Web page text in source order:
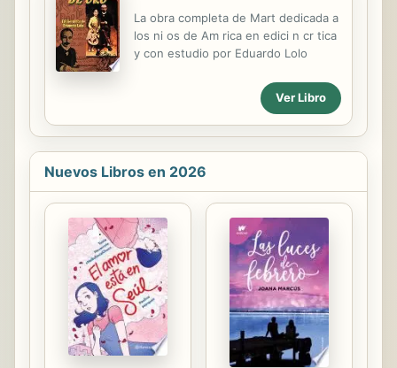
colección de 104 poemas y
fragmentos amorosos, el presente
libro se erige con una voz viva,
conmovedora y original, en donde lo
que prima constantemente es un
anhelo, una emoción, o una
inquietud. Ya con 3000 copias
vendidas en su primera edición,
"Cartas sin destino" ...
La obra completa de Mart dedicada a
los ni os de Am rica en edici n cr tica
y con estudio por Eduardo Lolo
Ver Libro
Nuevos Libros en 2026